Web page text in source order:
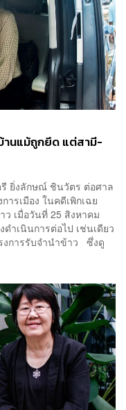
านแม้ถูกยึด แต่สามี-
ยิ่งลักษณ์ ชินวัตร ต่อศาล
รเมือง ในคดีเพิกเฉย
เมื่อวันที่ 25 สิงหาคม
ำเนินการต่อไป เช่นเดียว
งการรับจำนำข้าว ซึ่งดู